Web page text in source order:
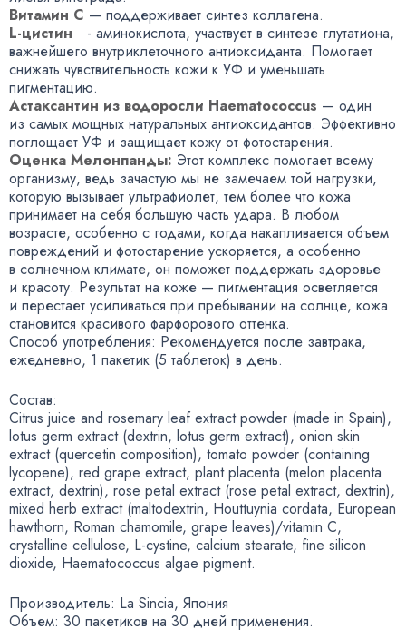
Витамин С — поддерживает синтез коллагена.
L-цистин - аминокислота, участвует в синтезе глутатиона,
важнейшего внутриклеточного антиоксиданта. Помогает
снижать чувствительность кожи к УФ и уменьшать
пигментацию.
Астаксантин из водоросли Haematococcus — один
из самых мощных натуральных антиоксидантов. Эффективно
поглощает УФ и защищает кожу от фотостарения.
Оценка Мелонпанды: Этот комплекс помогает всему
организму, ведь зачастую мы не замечаем той нагрузки,
которую вызывает ультрафиолет, тем более что кожа
принимает на себя большую часть удара. В любом
возрасте, особенно с годами, когда накапливается объем
повреждений и фотостарение ускоряется, а особенно
в солнечном климате, он поможет поддержать здоровье
и красоту. Результат на коже — пигментация осветляется
и перестает усиливаться при пребывании на солнце, кожа
становится красивого фарфорового оттенка.
Способ употребления: Рекомендуется после завтрака,
ежедневно, 1 пакетик (5 таблеток) в день.
Состав:
Citrus juice and rosemary leaf extract powder (made in Spain),
lotus germ extract (dextrin, lotus germ extract), onion skin
extract (quercetin composition), tomato powder (containing
lycopene), red grape extract, plant placenta (melon placenta
extract, dextrin), rose petal extract (rose petal extract, dextrin),
mixed herb extract (maltodextrin, Houttuynia cordata, European
hawthorn, Roman chamomile, grape leaves)/vitamin C,
crystalline cellulose, L-cystine, calcium stearate, fine silicon
dioxide, Haematococcus algae pigment.
Производитель: La Sincia, Япония
Объем: 30 пакетиков на 30 дней применения.